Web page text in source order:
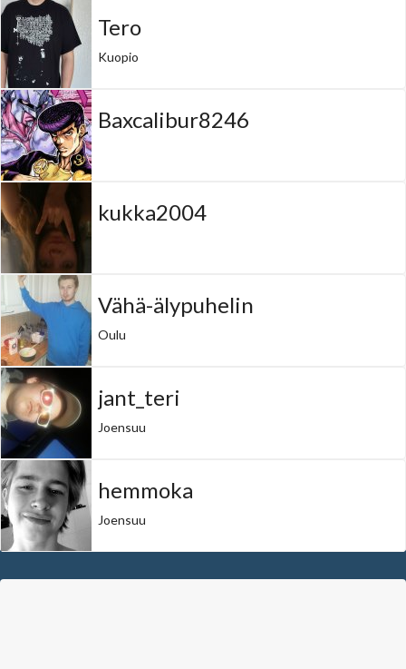
Tero
Kuopio
Baxcalibur8246
kukka2004
Vähä-älypuhelin
Oulu
jant_teri
Joensuu
hemmoka
Joensuu